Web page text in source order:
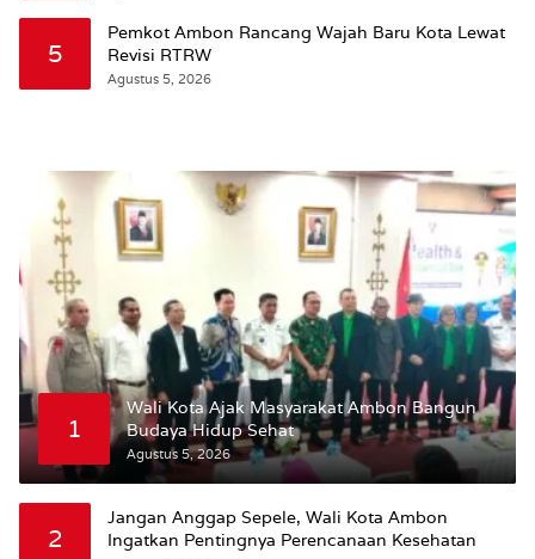
5
Pemkot Ambon Rancang Wajah Baru Kota Lewat
Revisi RTRW
Agustus 5, 2026
1
Wali Kota Ajak Masyarakat Ambon Bangun
Budaya Hidup Sehat
Agustus 5, 2026
2
Jangan Anggap Sepele, Wali Kota Ambon
Ingatkan Pentingnya Perencanaan Kesehatan